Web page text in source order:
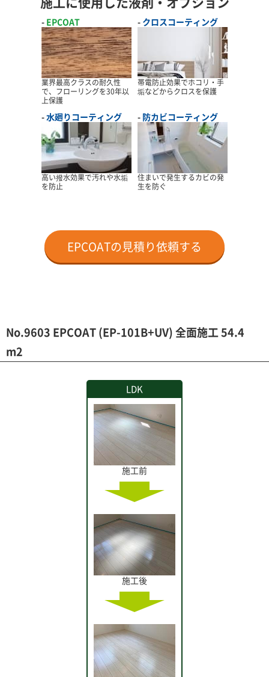
EPCOAT
業界最高クラスの耐久性
で、フローリングを30年以
上保護
クロスコーティング
帯電防止効果でホコリ・手
垢などからクロスを保護
水廻りコーティング
高い撥水効果で汚れや水垢
を防止
防カビコーティング
住まいで発生するカビの発
生を防ぐ
EPCOATの見積り依頼する
No.9603 EPCOAT (EP-101B+UV) 全面施工 54.4
m2
LDK
施工前
施工後